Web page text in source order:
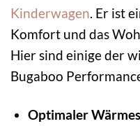
Kinderwagen. Er ist
Komfort und das
Hier sind einige der
Bugaboo
Optimaler